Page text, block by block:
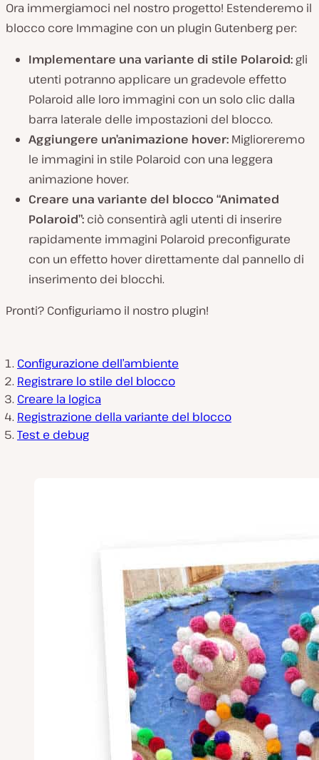
Ora immergiamoci nel nostro progetto! Estenderemo il
blocco core Immagine con un plugin Gutenberg per:
Implementare una variante di stile Polaroid: gli
utenti potranno applicare un gradevole effetto
Polaroid alle loro immagini con un solo clic dalla
barra laterale delle impostazioni del blocco.
Aggiungere un’animazione hover: Miglioreremo
le immagini in stile Polaroid con una leggera
animazione hover.
Creare una variante del blocco “Animated
Polaroid”: ciò consentirà agli utenti di inserire
rapidamente immagini Polaroid preconfigurate
con un effetto hover direttamente dal pannello di
inserimento dei blocchi.
Pronti? Configuriamo il nostro plugin!
Configurazione dell’ambiente
Registrare lo stile del blocco
Creare la logica
Registrazione della variante del blocco
Test e debug